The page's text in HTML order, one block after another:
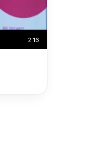
2:16